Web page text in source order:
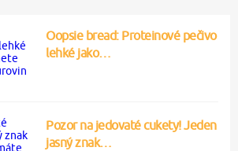
Oopsie bread: Proteinové pečivo
lehké jako…
Pozor na jedovaté cukety! Jeden
jasný znak…